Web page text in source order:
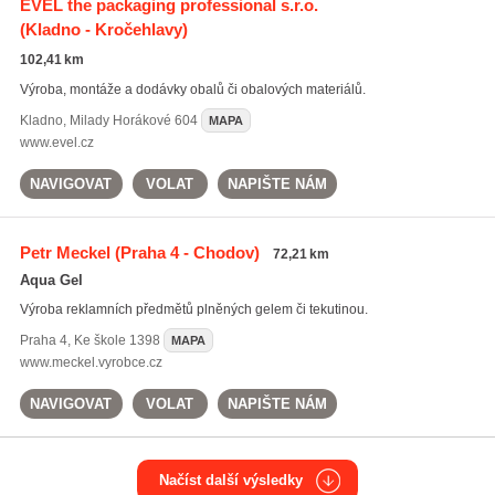
EVEL the packaging professional s.r.o.
(Kladno - Kročehlavy)
102,41 km
Výroba, montáže a dodávky obalů či obalových materiálů.
Kladno, Milady Horákové 604 MAPA
www.evel.cz
NAVIGOVAT VOLAT NAPIŠTE NÁM
Petr Meckel(Praha 4 - Chodov) 72,21 km
Aqua Gel
Výroba reklamních předmětů plněných gelem či tekutinou.
Praha 4, Ke škole 1398 MAPA
www.meckel.vyrobce.cz
NAVIGOVAT VOLAT NAPIŠTE NÁM
Načíst další výsledky